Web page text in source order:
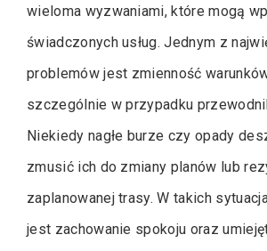
wieloma wyzwaniami, które mogą
świadczonych usług. Jednym z
problemów jest zmienność
szczególnie w przypadku
Niekiedy nagłe burze czy opady
zmusić ich do zmiany planów lub
zaplanowanej trasy. W takich
jest zachowanie spokoju oraz